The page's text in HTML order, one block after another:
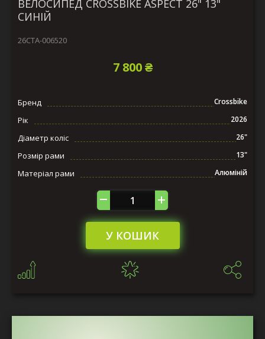
ВЕЛОСИПЕД CROSSBIKE ASPECT 26" 13"
СИНІЙ
26СTA-006520
7 800 ₴
Бренд Crossbike
Рік 2026
Діаметр коліс 26"
Розмір рами 13"
Матеріал рами Алюміній
У КОШИК